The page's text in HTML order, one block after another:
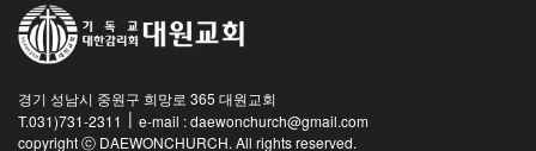
경기 성남시 중원구 희망로 365 대원교회
T.031)731-2311 | e-mail : daewonchurch@gmail.com
copyright ⓒ DAEWONCHURCH. All rights reserved.